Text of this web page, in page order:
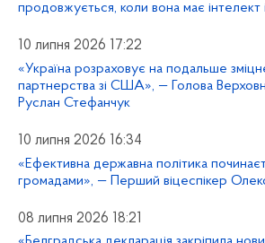
продовжується, коли вона має інтелект
10 липня 2026 17:22
«Україна розраховує на подальше
партнерства зі США», — Голова
Руслан Стефанчук
10 липня 2026 16:34
«Ефективна державна політика
громадами», — Перший віцеспікер
08 липня 2026 18:21